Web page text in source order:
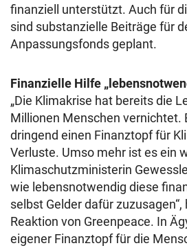
finanziell unterstützt. Auch für
sind substanzielle Beiträge für
Anpassungsfonds geplant.
Finanzielle Hilfe
„Die Klimakrise hat bereits die
Millionen Menschen vernichtet.
dringend einen Finanztopf für
Verluste. Umso mehr ist es ein
Klimaschutzministerin
wie lebensnotwendig diese
selbst Gelder dafür
Reaktion von Greenpeace. In
eigener Finanztopf für die